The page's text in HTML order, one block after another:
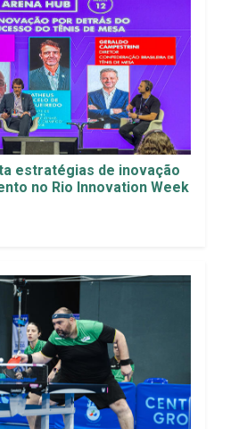
estratégias de inovação
no Rio Innovation Week